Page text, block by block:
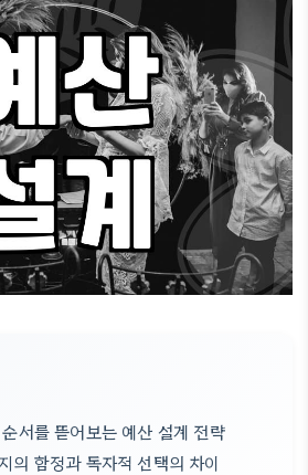
서를 뜯어보는 예산 설계 전략
의 함정과 독자적 선택의 차이